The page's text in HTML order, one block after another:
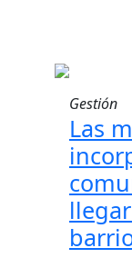
Gestión
Las